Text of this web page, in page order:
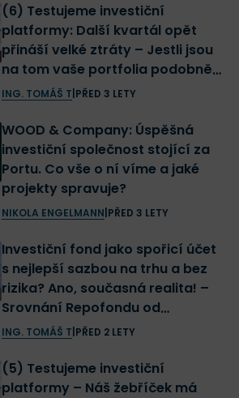
(6) Testujeme investiční
platformy: Další kvartál opět
přináší velké ztráty – Jestli jsou
na tom vaše portfolia podobně,
máme pro vás tip, jak se v
ING. TOMÁŠ T PŘED 3 LETY
WOOD & Company: Úspěšná
investiční společnost stojící za
Portu. Co vše o ní víme a jaké
projekty spravuje?
NIKOLA ENGELMANN PŘED 3 LETY
Investiční fond jako spořicí účet
s nejlepší sazbou na trhu a bez
rizika? Ano, současná realita! –
Srovnání Repofondu od
Consequ a Investiční rezervy od
ING. TOMÁŠ T PŘED 2 LETY
(5) Testujeme investiční
platformy – Náš žebříček má